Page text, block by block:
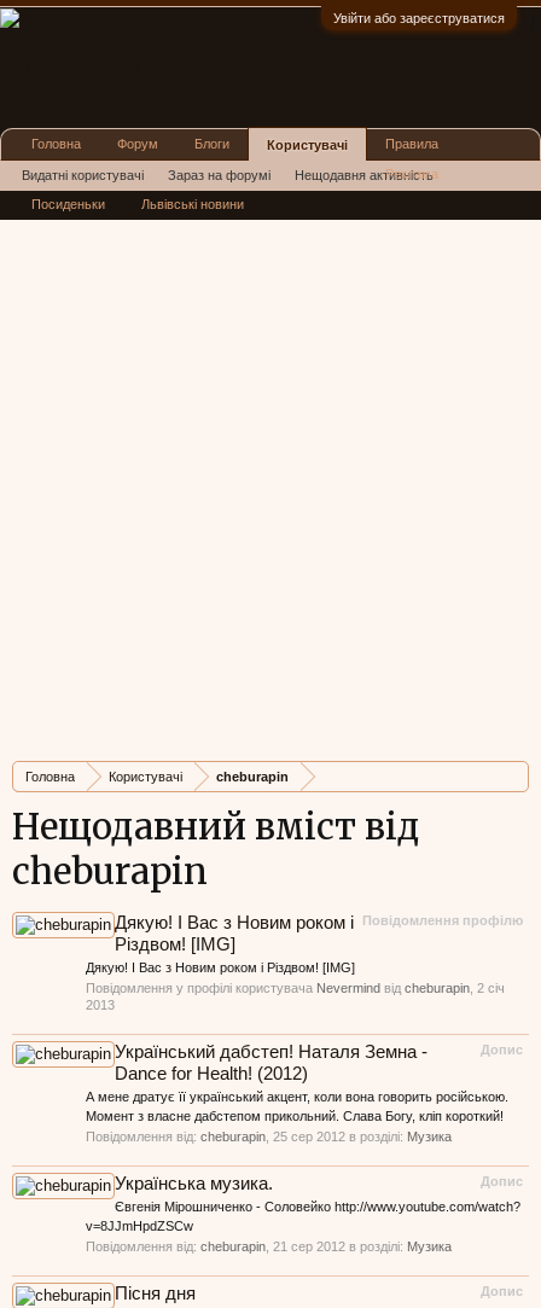
Увійти або зареєструватися
Головна Користувачі cheburapin
Нещодавний вміст від
cheburapin
Повідомлення профілю
Дякую! І Вас з Новим роком і
Різдвом! [IMG]
Дякую! І Вас з Новим роком і Різдвом! [IMG]
Повідомлення у профілі користувача Nevermind від cheburapin 2 січ
2013
Допис
Український дабстеп! Наталя Земна -
Dance for Health! (2012)
А мене дратує її український акцент, коли вона говорить російською.
Момент з власне дабстепом прикольний. Слава Богу, кліп короткий!
Повідомлення від: cheburapin 25 сер 2012 в розділі: Музика
Допис
Українська музика.
Євгенія Мірошниченко - Соловейко http://www.youtube.com/watch?
v=8JJmHpdZSCw
Повідомлення від: cheburapin 21 сер 2012 в розділі: Музика
Допис
Пісня дня
Головна Форум Блоги Користувачі
Видатні користувачі Зараз на форумі Нещодавня активність
Нові повідомлення профілю
Правила
Реклама
Посиденьки Львівські новини